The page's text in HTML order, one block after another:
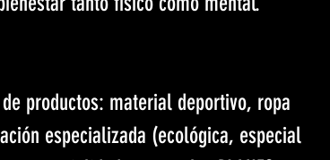
productos: material deportivo, ropa
especializada (ecológica, especial